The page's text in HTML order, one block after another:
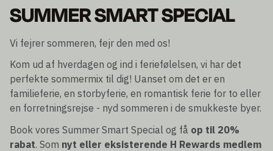
SUMMER SMART SPECIAL
Vi fejrer sommeren, fejr den med os!
Kom ud af hverdagen og ind i feriefølelsen, vi har det
perfekte sommermix til dig! Uanset om det er en
familieferie, en storbyferie, en romantisk ferie for to eller
en forretningsrejse - nyd sommeren i de smukkeste byer.
Book vores Summer Smart Special og få op til 20%
rabat. Som nyt eller eksisterende H Rewards medlem